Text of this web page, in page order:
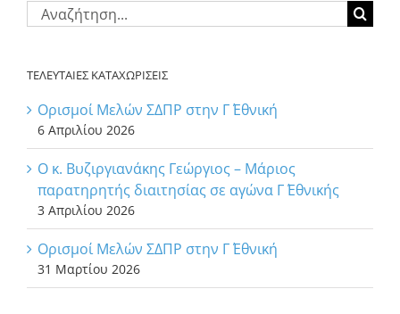
Αναζήτηση
για:
ΤΕΛΕΥΤΑΙΕΣ ΚΑΤΑΧΩΡΙΣΕΙΣ
Ορισμοί Μελών ΣΔΠΡ στην Γ΄ Εθνική
6 Απριλίου 2026
Ο κ. Βυζιργιανάκης Γεώργιος – Μάριος
παρατηρητής διαιτησίας σε αγώνα Γ΄ Εθνικής
3 Απριλίου 2026
Ορισμοί Μελών ΣΔΠΡ στην Γ΄ Εθνική
31 Μαρτίου 2026